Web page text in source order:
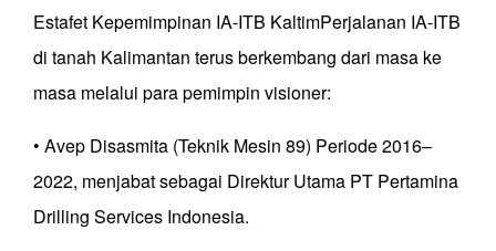
Estafet Kepemimpinan IA-ITB KaltimPerjalanan IA-ITB
di tanah Kalimantan terus berkembang dari masa ke
masa melalui para pemimpin visioner:
• Avep Disasmita (Teknik Mesin 89) Periode 2016–
2022, menjabat sebagai Direktur Utama PT Pertamina
Drilling Services Indonesia.